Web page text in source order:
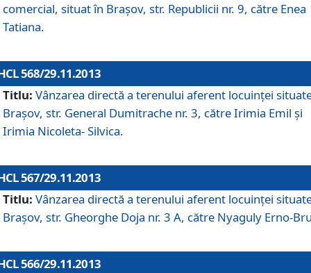
comercial, situat în Braşov, str. Republicii nr. 9, către Enea
Tatiana.
568/29.11.2013
Titlu: Vânzarea directă a terenului aferent locuinţei
Braşov, str. General Dumitrache nr. 3, către Irimia Emil şi
Irimia Nicoleta- Silvica.
567/29.11.2013
Titlu: Vânzarea directă a terenului aferent locuinţei
Braşov, str. Gheorghe Doja nr. 3 A, către Nyaguly Erno-
566/29.11.2013